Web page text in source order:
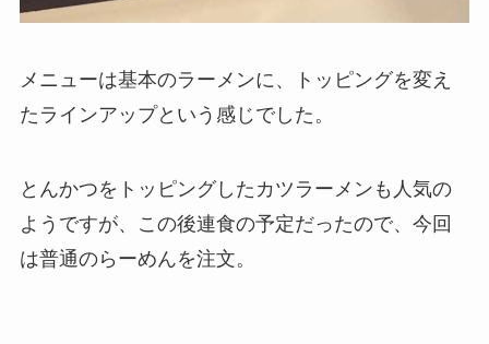
メニューは基本のラーメンに、トッピングを変え
たラインアップという感じでした。
とんかつをトッピングしたカツラーメンも人気の
ようですが、この後連食の予定だったので、今回
は普通のらーめんを注文。